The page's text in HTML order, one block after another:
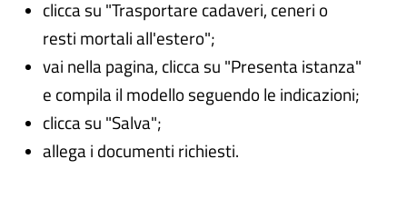
clicca su "Trasportare cadaveri, ceneri o
resti mortali all'estero";
vai nella pagina, clicca su "Presenta istanza"
e compila il modello seguendo le indicazioni;
clicca su "Salva";
allega i documenti richiesti.